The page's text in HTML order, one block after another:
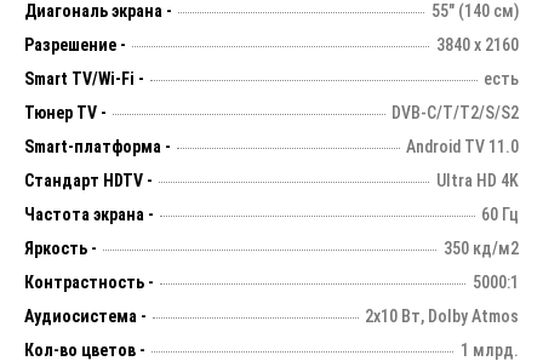
Диагональ экрана -
55" (140 см)
Разрешение -
3840 х 2160
Smart TV/Wi-Fi -
есть
Тюнер TV -
DVB-C/T/T2/S/S2
Smart-платформа -
Android TV 11.0
Стандарт HDTV -
Ultra HD 4K
Частота экрана -
60 Гц
Яркость -
350 кд/м2
Контрастность -
5000:1
Аудиосистема -
2х10 Вт, Dolby Atmos
Кол-во цветов -
1 млрд.